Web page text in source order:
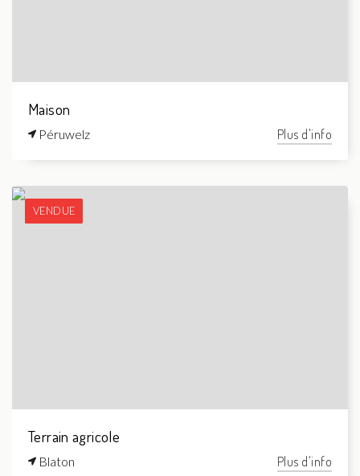
Maison
Péruwelz Plus d'info
VENDUE
Terrain agricole
Blaton Plus d'info